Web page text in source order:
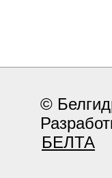
©
БЕЛТА